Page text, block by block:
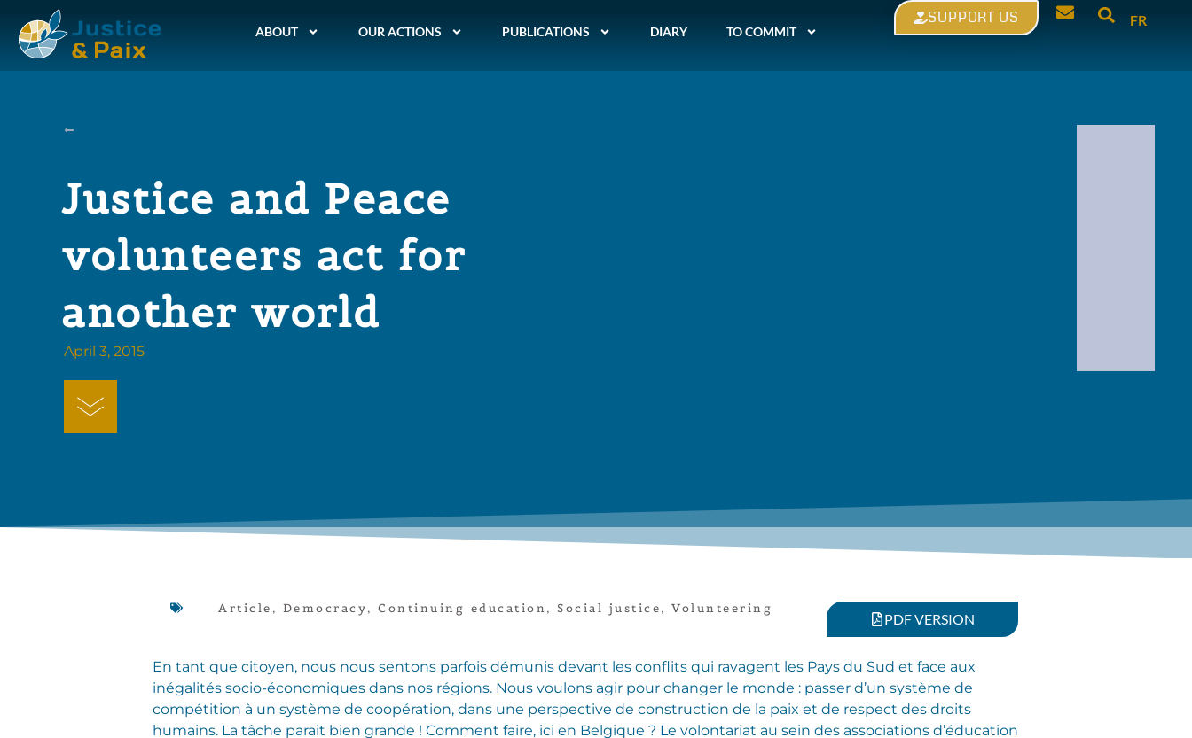
ABOUT OUR ACTIONS PUBLICATIONS DIARY TO COMMIT
SUPPORT US FR
Justice and Peace
volunteers act for
another world
April 3, 2015
Article , Democracy, Continuing education, Social justice, Volunteering
PDF VERSION
En tant que citoyen, nous nous sentons parfois démunis devant les conflits qui ravagent les Pays du Sud et face aux
inégalités socio-économiques dans nos régions. Nous voulons agir pour changer le monde : passer d’un système de
compétition à un système de coopération, dans une perspective de construction de la paix et de respect des droits
humains. La tâche parait bien grande ! Comment faire, ici en Belgique ? Le volontariat au sein des associations d’éducation